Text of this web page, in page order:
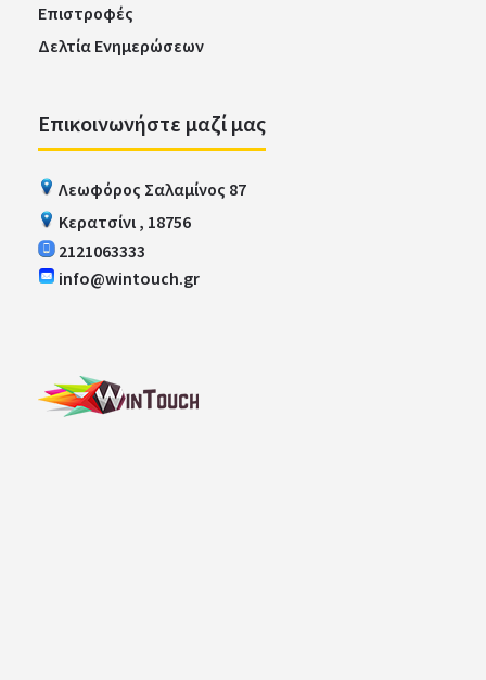
Επιστροφές
Δελτία Ενημερώσεων
Επικοινωνήστε μαζί μας
Λεωφόρος Σαλαμίνος 87
Κερατσίνι , 18756
2121063333
info@wintouch.gr